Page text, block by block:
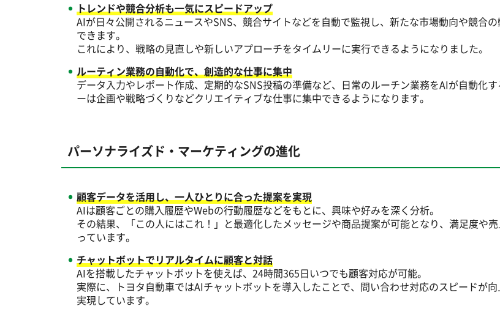
トレンドや競合分析も一気にスピードアップ
AIが日々公開されるニュースやSNS、競合サイトなどを自動で監視し、新たな市場動向や競合
できます。
これにより、戦略の見直しや新しいアプローチをタイムリーに実行できるようになりました。
ルーティン業務の自動化で、創造的な仕事に集中
データ入力やレポート作成、定期的なSNS投稿の準備など、日常のルーチン業務をAIが自動化
ーは企画や戦略づくりなどクリエイティブな仕事に集中できるようになります。
パーソナライズド・マーケティングの進化
顧客データを活用し、一人ひとりに合った提案を実現
AIは顧客ごとの購入履歴やWebの行動履歴などをもとに、興味や好みを深く分析。
その結果、「この人にはこれ！」と最適化したメッセージや商品提案が可能となり、満足度や
っています。
チャットボットでリアルタイムに顧客と対話
AIを搭載したチャットボットを使えば、24時間365日いつでも顧客対応が可能。
実際に、トヨタ自動車ではAIチャットボットを導入したことで、問い合わせ対応のスピードが
実現しています。